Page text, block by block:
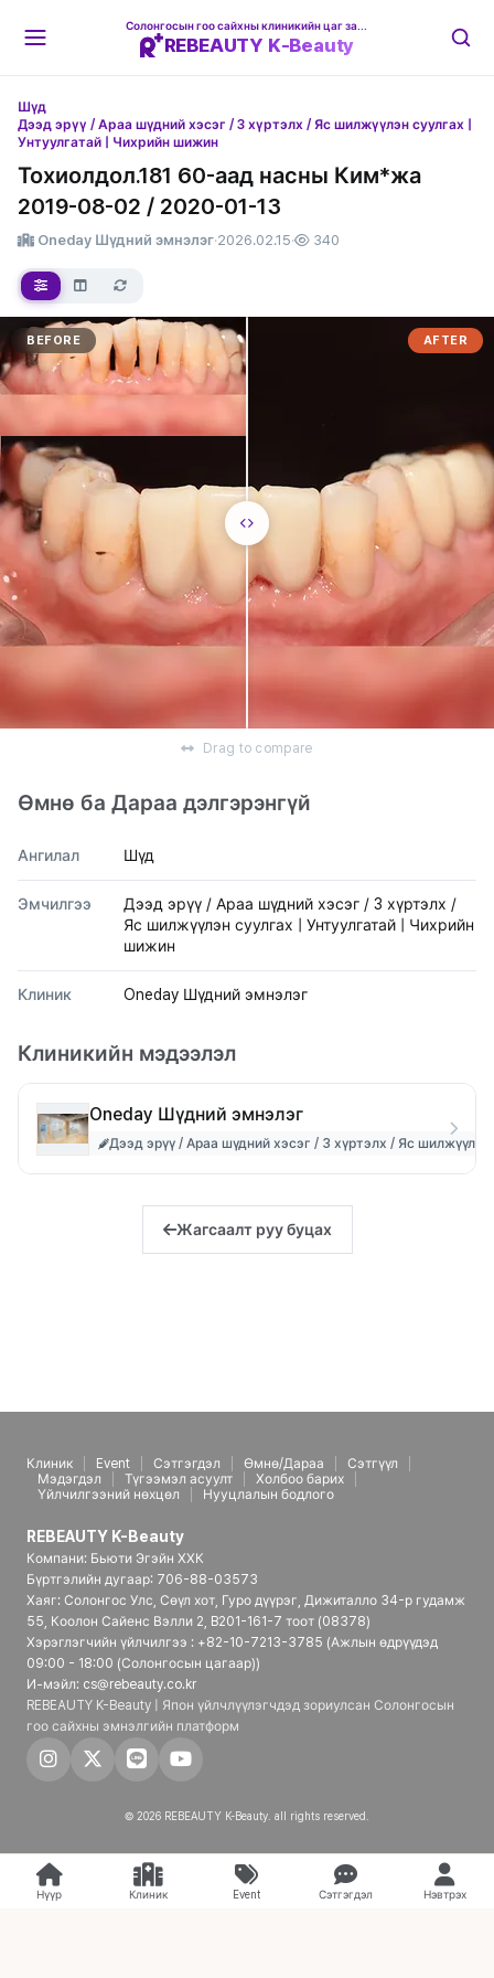
REBEAUTY K-Beauty
Шүд
Дээд эрүү / Араа шүдний хэсэг / 3 хүртэлх / Яс шилжүүлэн суулгах |
Унтуулгатай | Чихрийн шижин
Тохиолдол.181 60-аад насны Ким*жа
2019-08-02 / 2020-01-13
Oneday Шүдний эмнэлэг·2026.02.15· 340
AFTER
BEFORE
Drag to compare
Өмнө ба Дараа дэлгэрэнгүй
Ангилал Шүд
Эмчилгээ
Дээд эрүү / Араа шүдний хэсэг / 3 хүртэлх /
Яс шилжүүлэн суулгах | Унтуулгатай | Чихрийн
шижин
Клиник Oneday Шүдний эмнэлэг
Клиникийн мэдээлэл
Oneday Шүдний эмнэлэг
Дээд эрүү / Араа шүдний хэсэг / 3 хүртэлх / Яс
Жагсаалт руу буцах
Клиник Event Сэтгэгдэл Өмнө/Дараа
Сэтгүүл
Мэдэгдэл
Түгээмэл асуулт
Холбоо барих
Үйлчилгээний нөхцөл
Нууцлалын бодлого
REBEAUTY K-Beauty
Компани: Бьюти Эгэйн ХХК
Бүртгэлийн дугаар: 706-88-03573
Хаяг: Солонгос Улс, Сөүл хот, Гуро дүүрэг, Дижиталло 34-р гудамж
55, Коолон Сайенс Вэлли 2, B201-161-7 тоот (08378)
Хэрэглэгчийн үйлчилгээ : +82-10-7213-3785 (Ажлын өдрүүдэд
09:00 - 18:00 (Солонгосын цагаар))
И-мэйл: cs@rebeauty.co.kr
REBEAUTY K-Beauty | Япон үйлчлүүлэгчдэд зориулсан Солонгосын
гоо сайхны эмнэлгийн платформ
© 2026 REBEAUTY K-Beauty. all rights reserved.
Нүүр Клиник Event Сэтгэгдэл Нэвтрэх